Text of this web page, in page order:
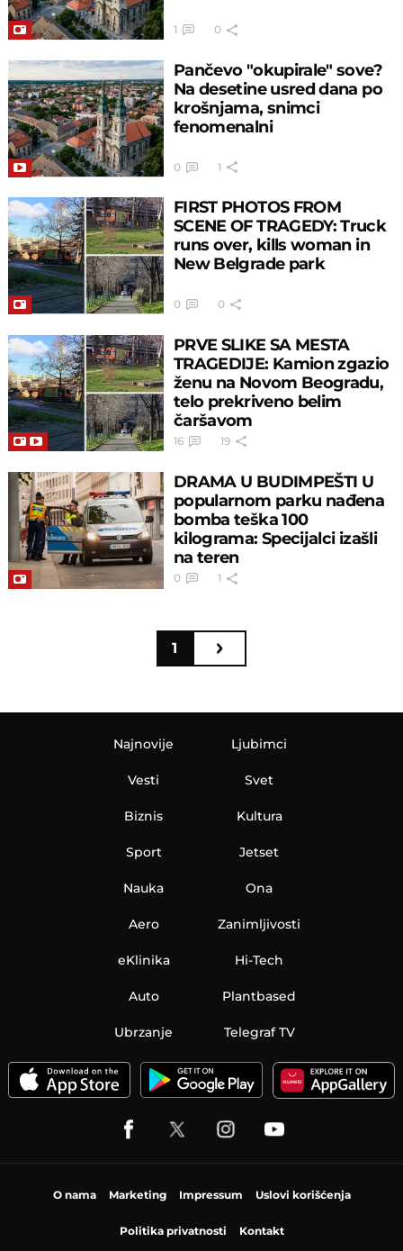
1 0
Pančevo "okupirale" sove?
Na desetine usred dana po
krošnjama, snimci
fenomenalni
0 1
FIRST PHOTOS FROM
SCENE OF TRAGEDY: Truck
runs over, kills woman in
New Belgrade park
0 0
PRVE SLIKE SA MESTA
TRAGEDIJE: Kamion zgazio
ženu na Novom Beogradu,
telo prekriveno belim
čaršavom
16 19
DRAMA U BUDIMPEŠTI U
popularnom parku nađena
bomba teška 100
kilograma: Specijalci izašli
na teren
0 1
1
Najnovije
Vesti
Biznis
Sport
Nauka
Aero
Ljubimci
Svet
Kultura
Jetset
Ona
Zanimljivosti
eKlinika Hi-Tech
Auto Plantbased
Ubrzanje Telegraf TV
O nama Marketing Impressum Uslovi korišćenja
Politika privatnosti Kontakt